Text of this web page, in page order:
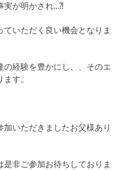
実が明かされ…⁈
いただく良い機会となりま
の経験を豊かにし、、そのエ
す。
いただきましたお父様あり
非ご参加お待ちしておりま